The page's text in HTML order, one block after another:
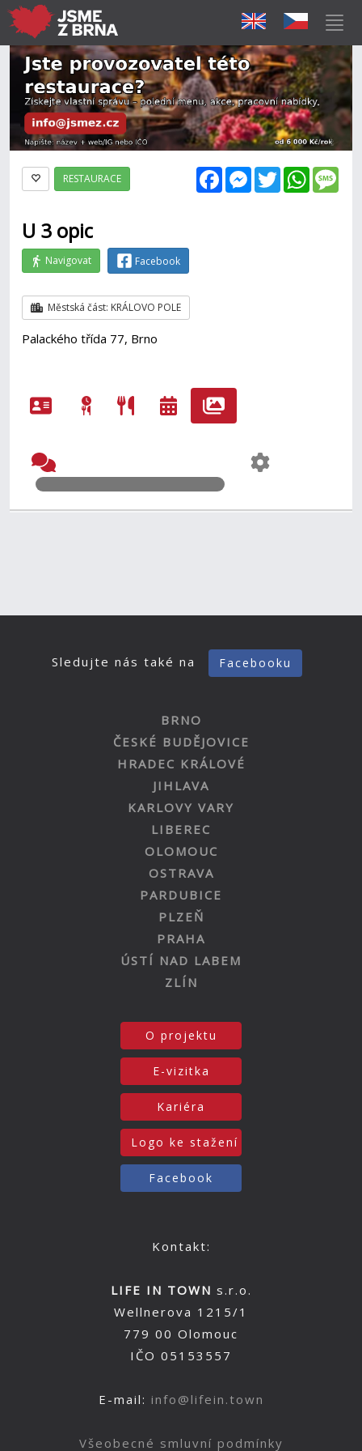
FacebookMessenger
Twitter
RESTAURACE
U 3 opic
Navigovat Facebook
Městská část: KRÁLOVO POLE
Palackého třída 77, Brno
Sledujte nás také na Facebooku
BRNO
ČESKÉ BUDĚJOVICE
HRADEC KRÁLOVÉ
JIHLAVA
KARLOVY VARY
LIBEREC
OLOMOUC
OSTRAVA
PARDUBICE
PLZEŇ
PRAHA
ÚSTÍ NAD LABEM
ZLÍN
O projektu
E-vizitka
Kariéra
Logo ke stažení
Facebook
Kontakt:
LIFE IN TOWN s.r.o.
Wellnerova 1215/1
779 00 Olomouc
IČO 05153557
E-mail: info@lifein.town
Všeobecné smluvní podmínky